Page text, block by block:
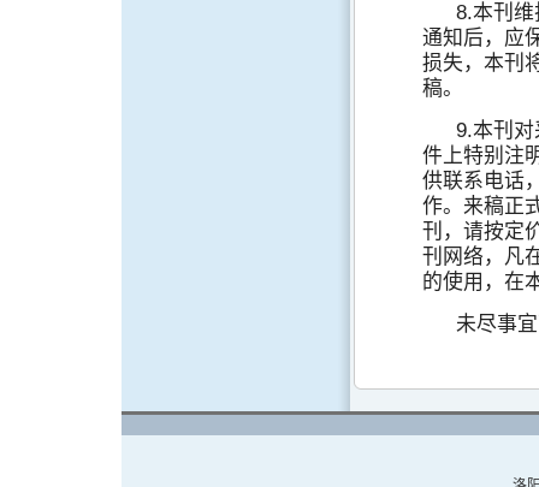
8.本刊
通知后，应
损失，本刊
稿。
9.本刊
件上特别注
供联系电话
作。来稿正
刊，请按定
刊网络，凡
的使用，在
未尽事